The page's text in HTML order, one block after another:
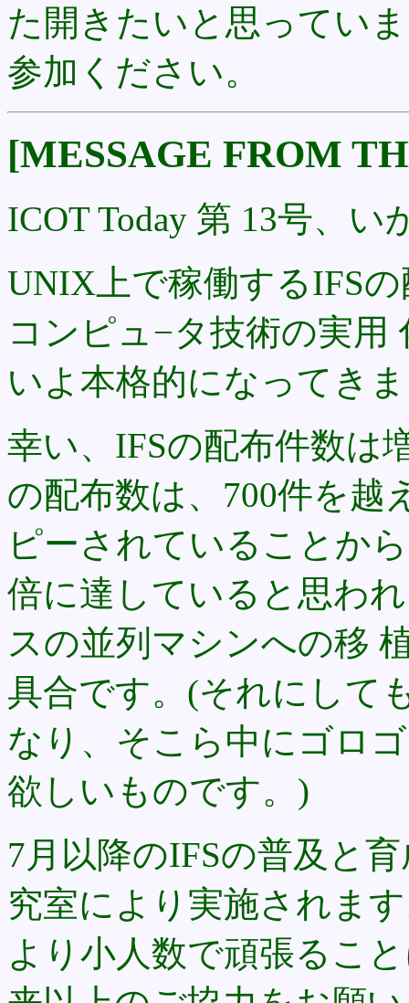
た開きたいと思ってい
参加ください。
[MESSAGE FROM
ICOT Today 第 13号、い
UNIX上で稼働するIFS
コンピュ−タ技術の実用
いよ本格的になってき
幸い、IFSの配布件数は
の配布数は、700件を越
ピーされていることか
倍に達していると思わ
スの並列マシンへの移
具合です。(それにして
なり、そこら中にゴロ
欲しいものです。)
7月以降のIFSの普及と
究室により実施されま
より小人数で頑張るこ